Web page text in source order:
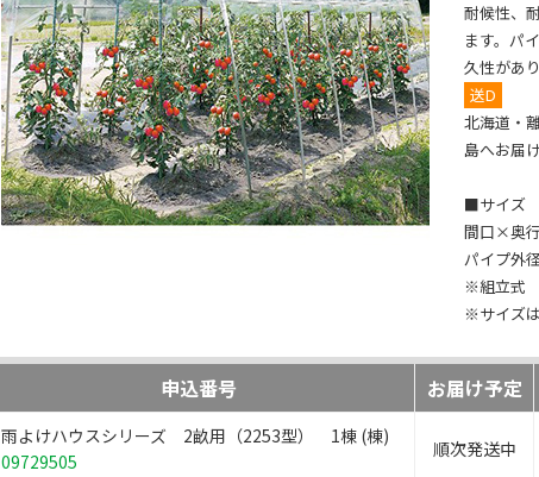
耐候性、
ます。パ
久性があ
送D
北海道・
島へお届
■サイズ
間口×奥
パイプ外
※組立式
※サイズ
申込番号 お届け予定
雨よけハウスシリーズ 2畝用（2253型） 1棟 (棟)
09729505
順次発送中